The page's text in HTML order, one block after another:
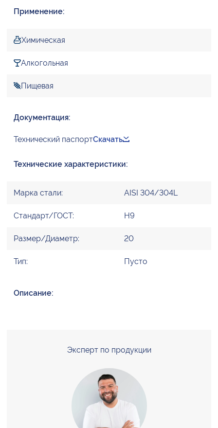
Применение:
Химическая
Алкогольная
Пищевая
Документация:
Технический паспортСкачать
Технические характеристики:
Марка стали: AISI 304/304L
Стандарт/ГОСТ: H9
Размер/Диаметр: 20
Тип: Пусто
Описание:
Эксперт по продукции